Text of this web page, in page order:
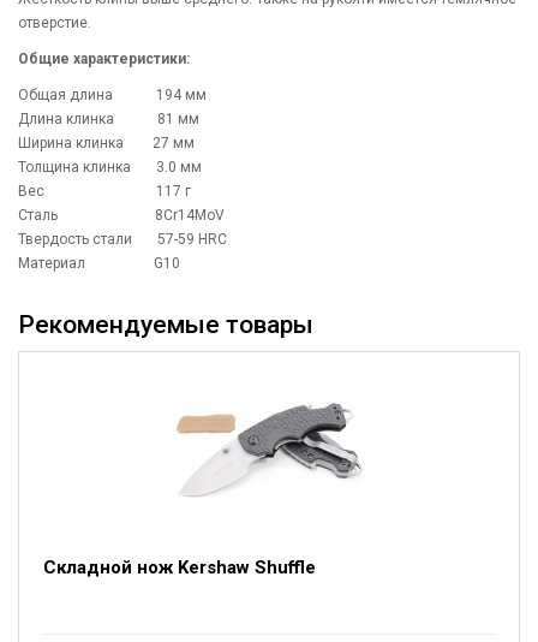
отверстие.
Общие характеристики:
Общая длина
194 мм
Длина клинка
81 мм
Ширина клинка
27 мм
Толщина клинка
3.0 мм
Вес
117 г
Сталь
8Cr14MoV
Твердость стали
57-59 HRC
Материал
G10
Рекомендуемые товары
Складной нож Kershaw Shuffle